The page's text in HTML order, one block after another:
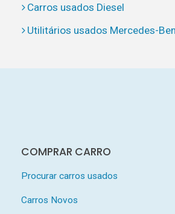
Carros usados Diesel
Utilitários usados Mercedes-
COMPRAR CARRO
Procurar carros usados
Carros Novos